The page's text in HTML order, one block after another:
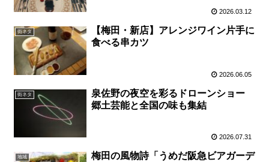
2026.03.12
街ネタ
【梅田・新店】アレンジワイン片手に
食べる串カツ
2026.06.05
街ネタ
泉佐野の夜空を彩るドローンショー
郷土芸能と全国の味も集結
2026.07.31
地域
梅田の風物詩「うめだ阪急ビアガーデ